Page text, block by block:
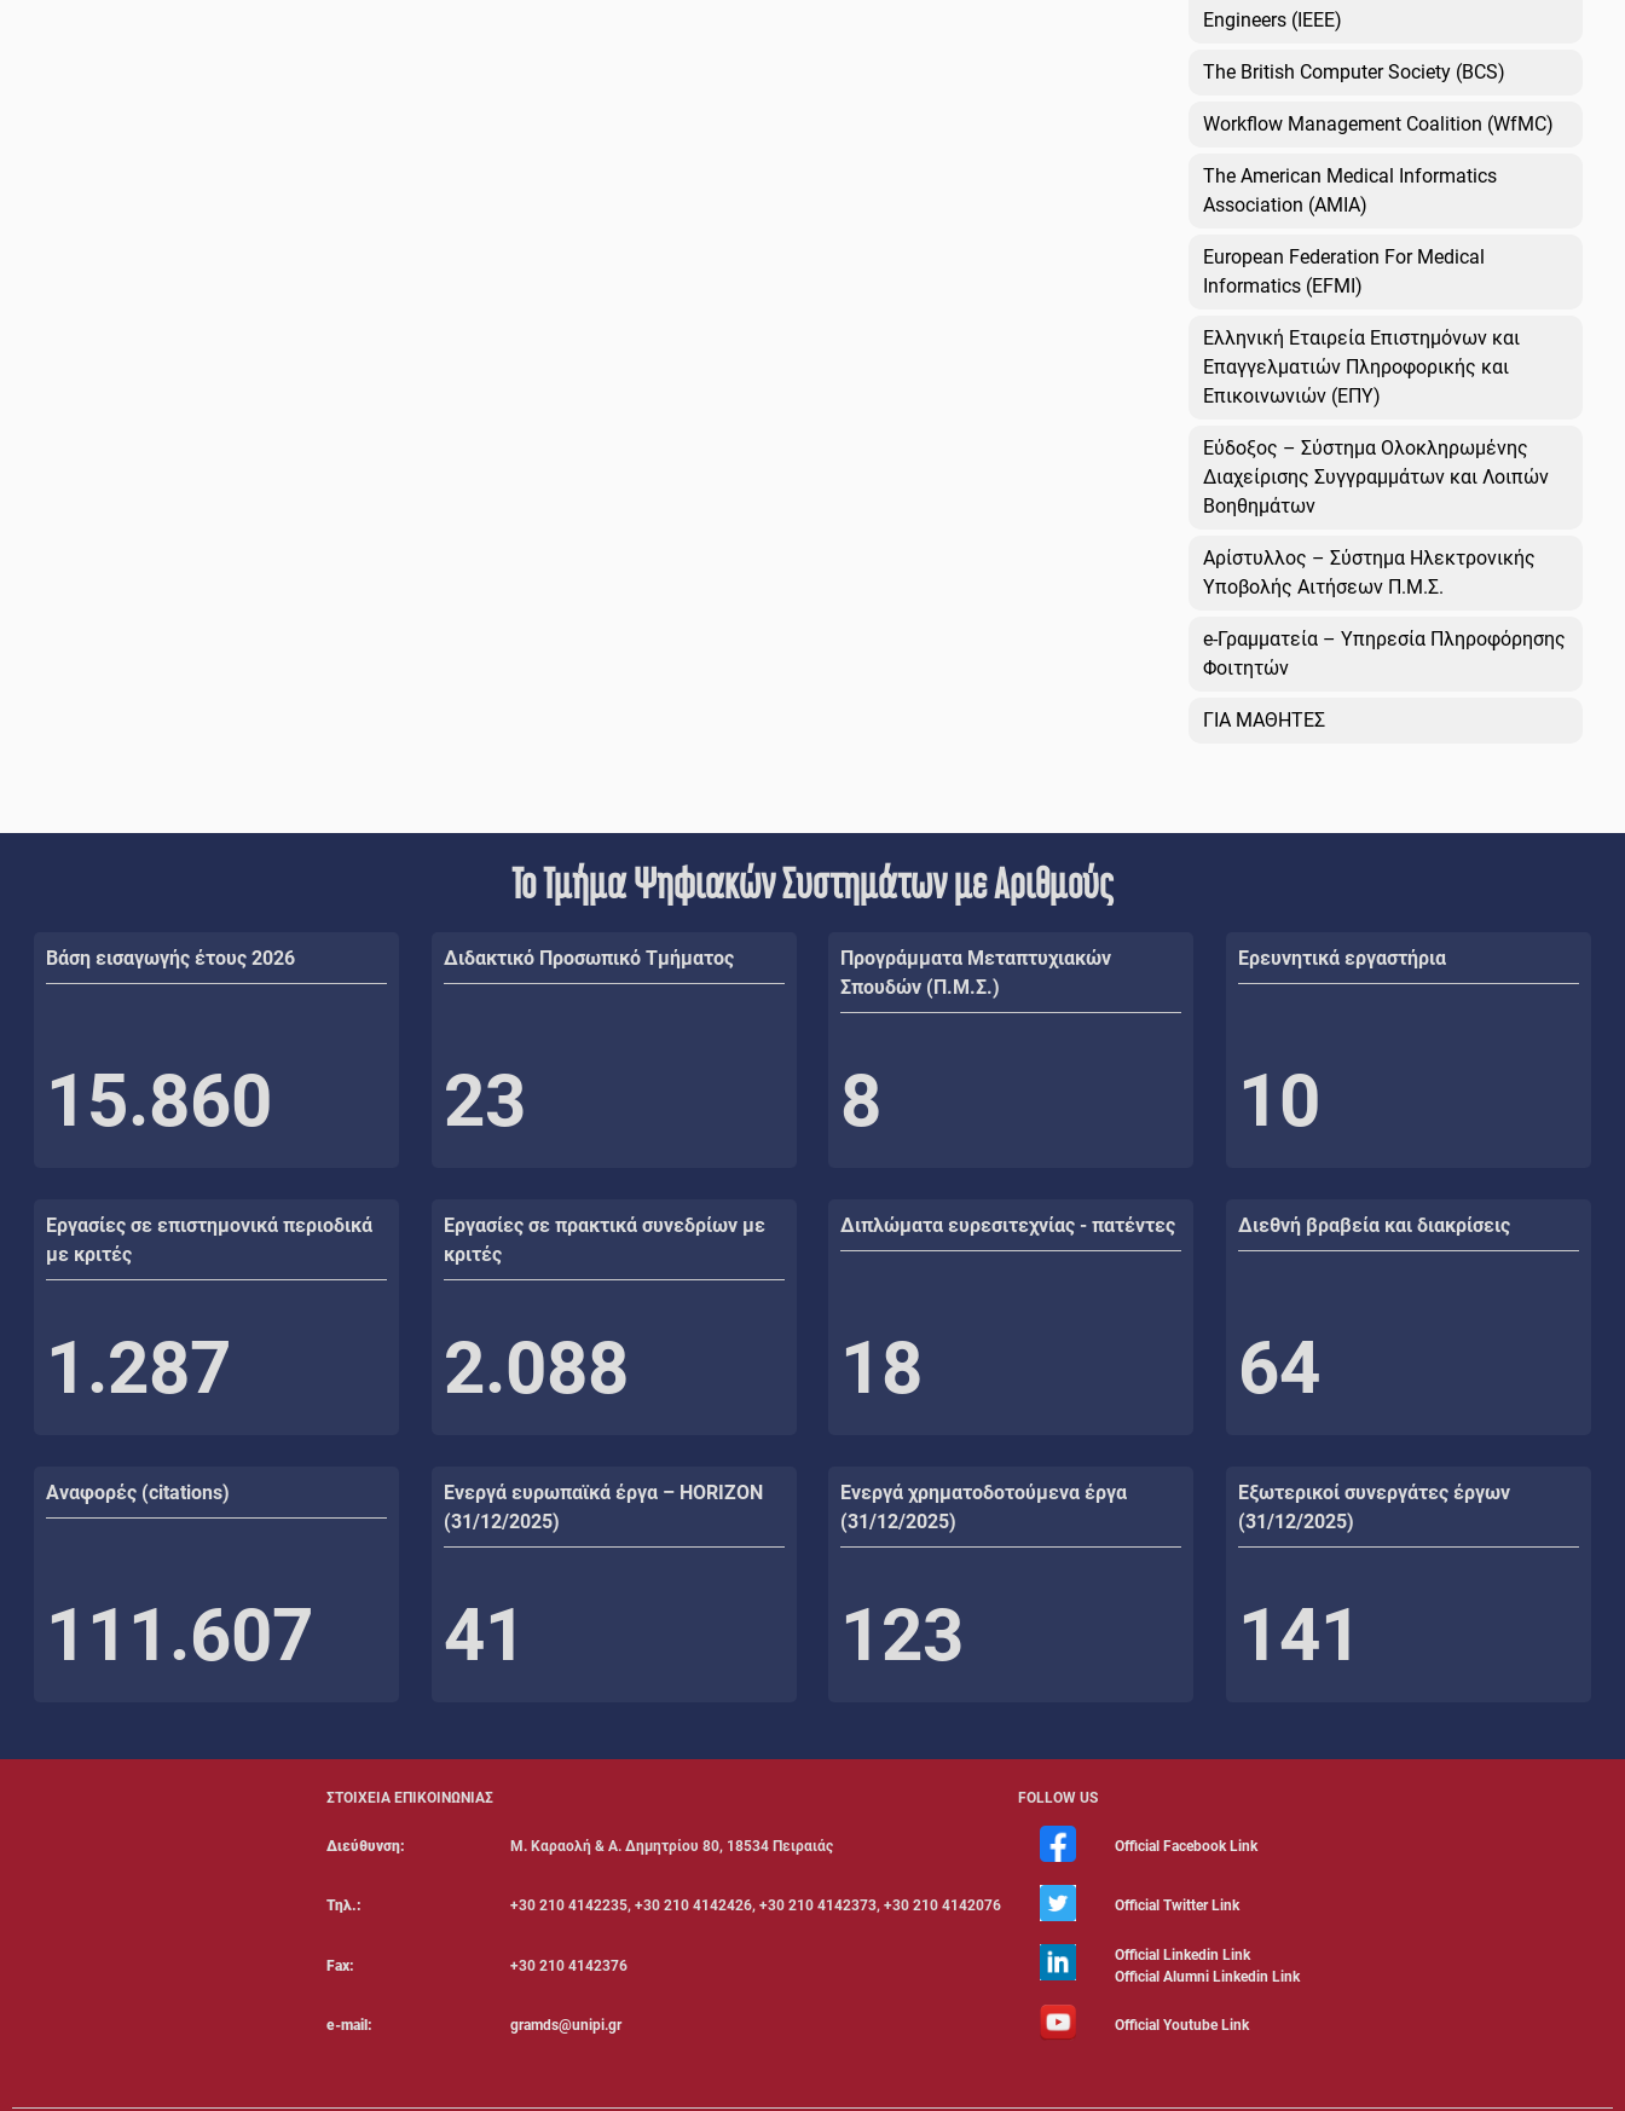
Engineers (IEEE)
The British Computer Society (BCS)
Workflow Management Coalition (WfMC)
The American Medical Informatics
Association (AMIA)
European Federation For Medical
Informatics (EFMI)
Ελληνική Εταιρεία Επιστημόνων και
Επαγγελματιών Πληροφορικής και
Επικοινωνιών (ΕΠΥ)
Εύδοξος – Σύστημα Ολοκληρωμένης
Διαχείρισης Συγγραμμάτων και Λοιπών
Βοηθημάτων
Αρίστυλλος – Σύστημα Ηλεκτρονικής
Υποβολής Αιτήσεων Π.Μ.Σ.
e-Γραμματεία – Υπηρεσία Πληροφόρησης
Φοιτητών
ΓΙΑ ΜΑΘΗΤΕΣ
Το Τμήμα Ψηφιακών Συστημάτων με Αριθμούς
Βάση εισαγωγής έτους 2026
15.860
Διδακτικό Προσωπικό Τμήματος
23
Προγράμματα Μεταπτυχιακών
Σπουδών (Π.Μ.Σ.)
8
Ερευνητικά εργαστήρια
10
Εργασίες σε επιστημονικά περιοδικά
με κριτές
1.287
Εργασίες σε πρακτικά συνεδρίων με
κριτές
2.088
Διπλώματα ευρεσιτεχνίας - πατέντες
18
Διεθνή βραβεία και διακρίσεις
64
Αναφορές (citations)
111.607
Ενεργά ευρωπαϊκά έργα – HORIZON
(31/12/2025)
41
Ενεργά χρηματοδοτούμενα έργα
(31/12/2025)
123
Εξωτερικοί συνεργάτες έργων
(31/12/2025)
141
ΣΤΟΙΧΕΙΑ ΕΠΙΚΟΙΝΩΝΙΑΣ FOLLOW US
Διεύθυνση: Μ. Καραολή & Α. Δημητρίου 80, 18534 Πειραιάς Official Facebook Link
Τηλ.: +30 210 4142235, +30 210 4142426, +30 210 4142373, +30 210 4142076 Official Twitter Link
Fax: +30 210 4142376
Official Linkedin Link
Official Alumni Linkedin Link
e-mail: gramds@unipi.gr Official Youtube Link